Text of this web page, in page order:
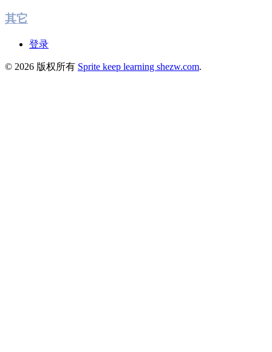
其它
登录
© 2026 版权所有 Sprite keep learning shezw.com.